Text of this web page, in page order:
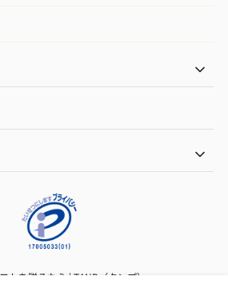
トを贈るなら | TANP（タンプ）